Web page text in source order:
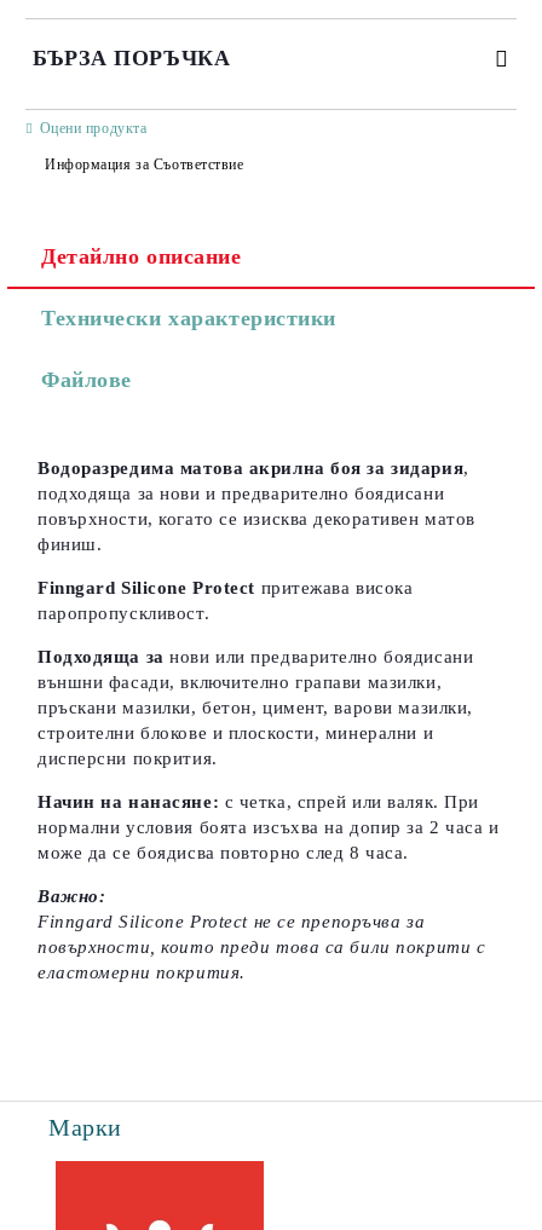
БЪРЗА ПОРЪЧКА
Ние ще се свържем с вас в рамките на работния ден.
Оцени продукта
Информация за Съответствие
Детайлно описание
Технически характеристики
Файлове
Водоразредима матова акрилна боя за зидария,
подходяща за нови и предварително боядисани
повърхности, когато се изисква декоративен матов
финиш.
Finngard Silicone Protect притежава висока
паропропускливост.
Подходяща за нови или предварително боядисани
външни фасади, включително грапави мазилки,
пръскани мазилки, бетон, цимент, варови мазилки,
строителни блокове и плоскости, минерални и
дисперсни покрития.
Начин на нанасяне: с четка, спрей или валяк. При
нормални условия боята изсъхва на допир за 2 часа и
може да се боядисва повторно след 8 часа.
Важно:
Finngard Silicone Protect не се препоръчва за
повърхности, които преди това са били покрити с
еластомерни покрития.
Марки